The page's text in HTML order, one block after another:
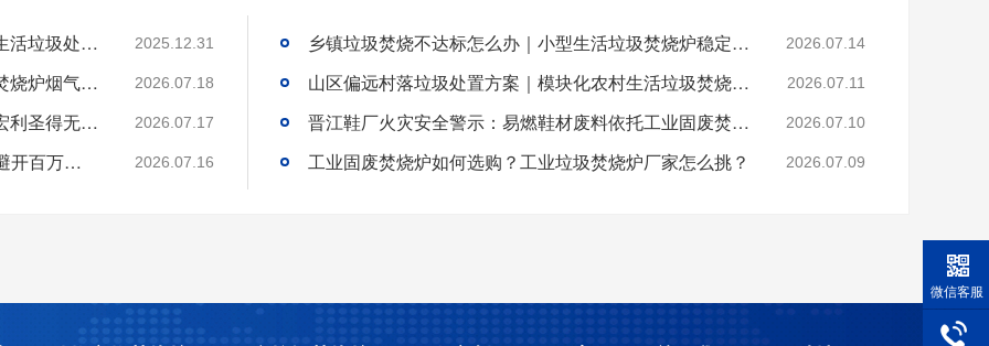
国内高海拔垃圾处理技术获重大突破，青海生活垃圾处理项目树行业新标杆 2025.12.31
工业固废焚烧炉厂家｜一站式出口工业垃圾焚烧炉烟气检测环保达标 2026.07.18
环保达标宠物火化炉使用方法与维护技巧｜宏利圣得无害化火化设备科普 2026.07.17
选工业垃圾焚烧炉别只看低价!3 个核心要点避开百万损失 2026.07.16
乡镇垃圾焚烧不达标怎么办｜小型生活垃圾焚烧炉稳定达标解决方案 2026.07.14
山区偏远村落垃圾处置方案｜模块化农村生活垃圾焚烧炉就地达标焚烧 2026.07.11
晋江鞋厂火灾安全警示：易燃鞋材废料依托工业固废焚烧炉实现规范化安全处置 2026.07.10
工业固废焚烧炉如何选购？工业垃圾焚烧炉厂家怎么挑？ 2026.07.09
微信客服